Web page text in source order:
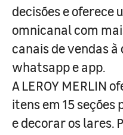
decisões e oferece
omnicanal com
canais de vendas
whatsapp e app.
A LEROY MERLIN
itens em 15
e decorar os lares.